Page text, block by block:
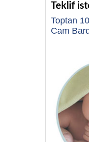
Teklif
Toptan
Cam